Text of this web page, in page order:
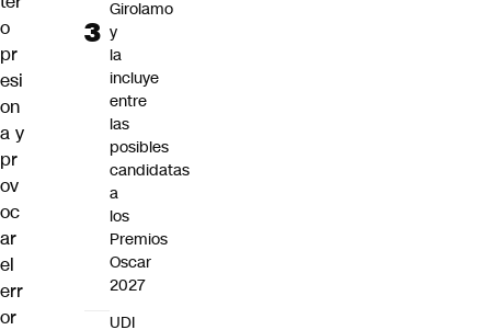
o
pr
esi
on
a y
pr
ov
oc
ar
el
err
or
Girolamo
y
la
incluye
entre
las
posibles
candidatas
a
los
Premios
Oscar
2027
UDI